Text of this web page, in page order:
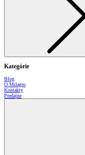
Kategórie
Blog
O Milagro
Kontakty
Predajne